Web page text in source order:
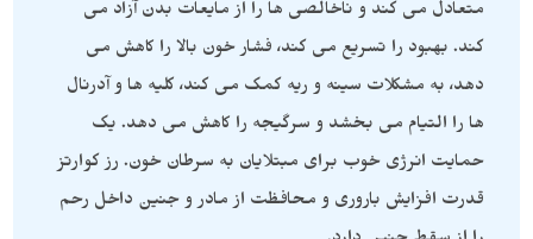
متعادل می کند و ناخالصی ها را از مایعات بدن آزاد می
کند. بهبود را تسریع می کند، فشار خون بالا را کاهش می
دهد، به مشکلات سینه و ریه کمک می کند، کلیه ها و آدرنال
ها را التیام می بخشد و سرگیجه را کاهش می دهد. یک
حمایت انرژی خوب برای مبتلایان به سرطان خون. رز کوارتز
قدرت افزایش باروری و محافظت از مادر و جنین داخل رحم